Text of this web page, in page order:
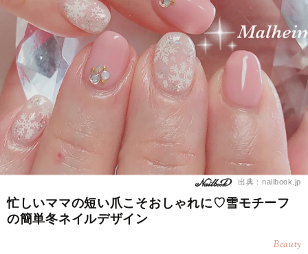
出典：nailbook.jp
忙しいママの短い爪こそおしゃれに♡雪モチーフ
の簡単冬ネイルデザイン
Beauty